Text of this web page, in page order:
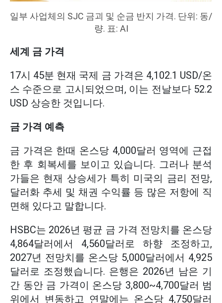
일부 사업체의 SJC 금괴 및 순금 반지 가격. 단위: 동/
량. 표: AI
세계 금 가격
17시 45분 현재 국제 금 가격은 4,102.1 USD/온
스 수준으로 고시되었으며, 이는 전날보다 52.2
USD 상승한 것입니다.
금 가격 예측
금 가격은 한때 온스당 4,000달러 영역에 근접
한 후 회복세를 보이고 있습니다. 그러나 분석
가들은 현재 상승세가 특히 미국의 금리 전망,
달러화 추세 및 채권 수익률 등 많은 저항에 직
면해 있다고 말합니다.
HSBC는 2026년 평균 금 가격 전망치를 온스당
4,864달러에서 4,560달러로 하향 조정하고,
2027년 전망치를 온스당 5,000달러에서 4,925
달러로 조정했습니다. 은행은 2026년 남은 기
간 동안 금 가격이 온스당 3,800~4,700달러 범
위에서 변동하고 연말에는 온스당 4,750달러